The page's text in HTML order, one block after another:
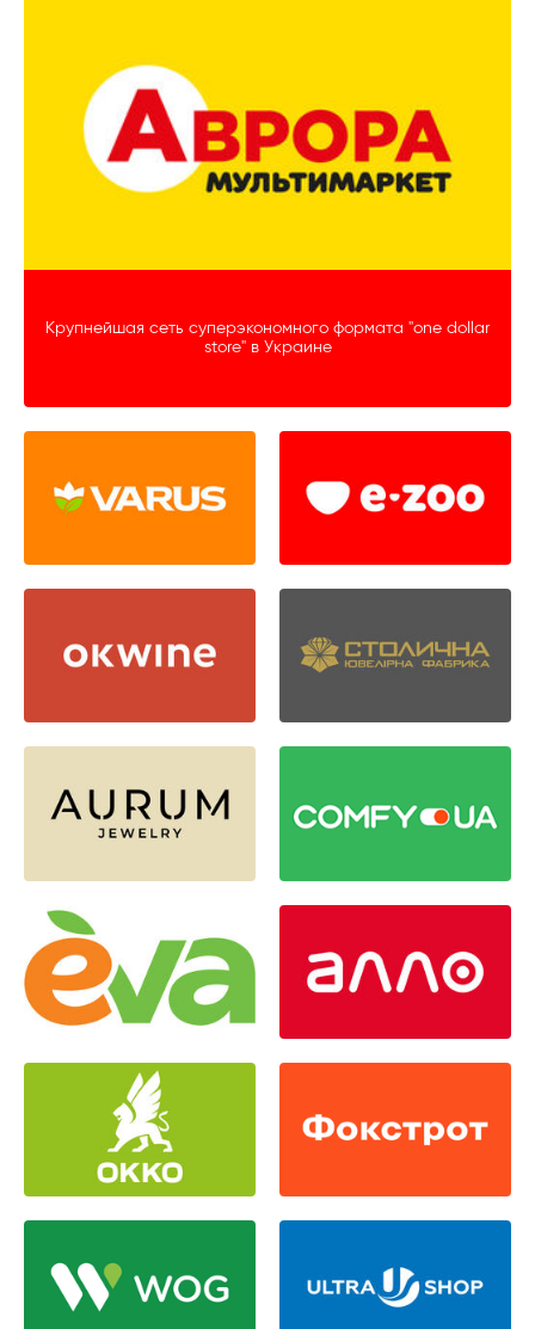
Все для туризма
Досуг и отдых Часы Домашний текстиль
Крупнейшая сеть суперэкономного формата "one dollar
store" в Украине